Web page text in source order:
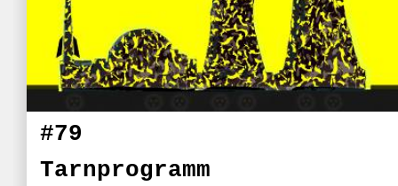
#79
Tarnprogramm